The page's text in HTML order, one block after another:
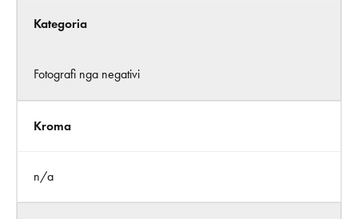
Kategoria
Fotografi nga negativi
Kroma
n/a